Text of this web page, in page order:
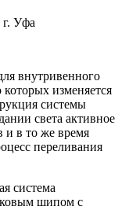
г. Уфа
внутривенного
изменяется
системы
света активное
и в то же время
переливания
система
шипом с